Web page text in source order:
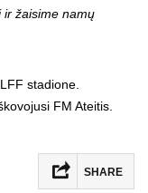
ir žaisime namų
stadione.
FM Ateitis.
SHARE